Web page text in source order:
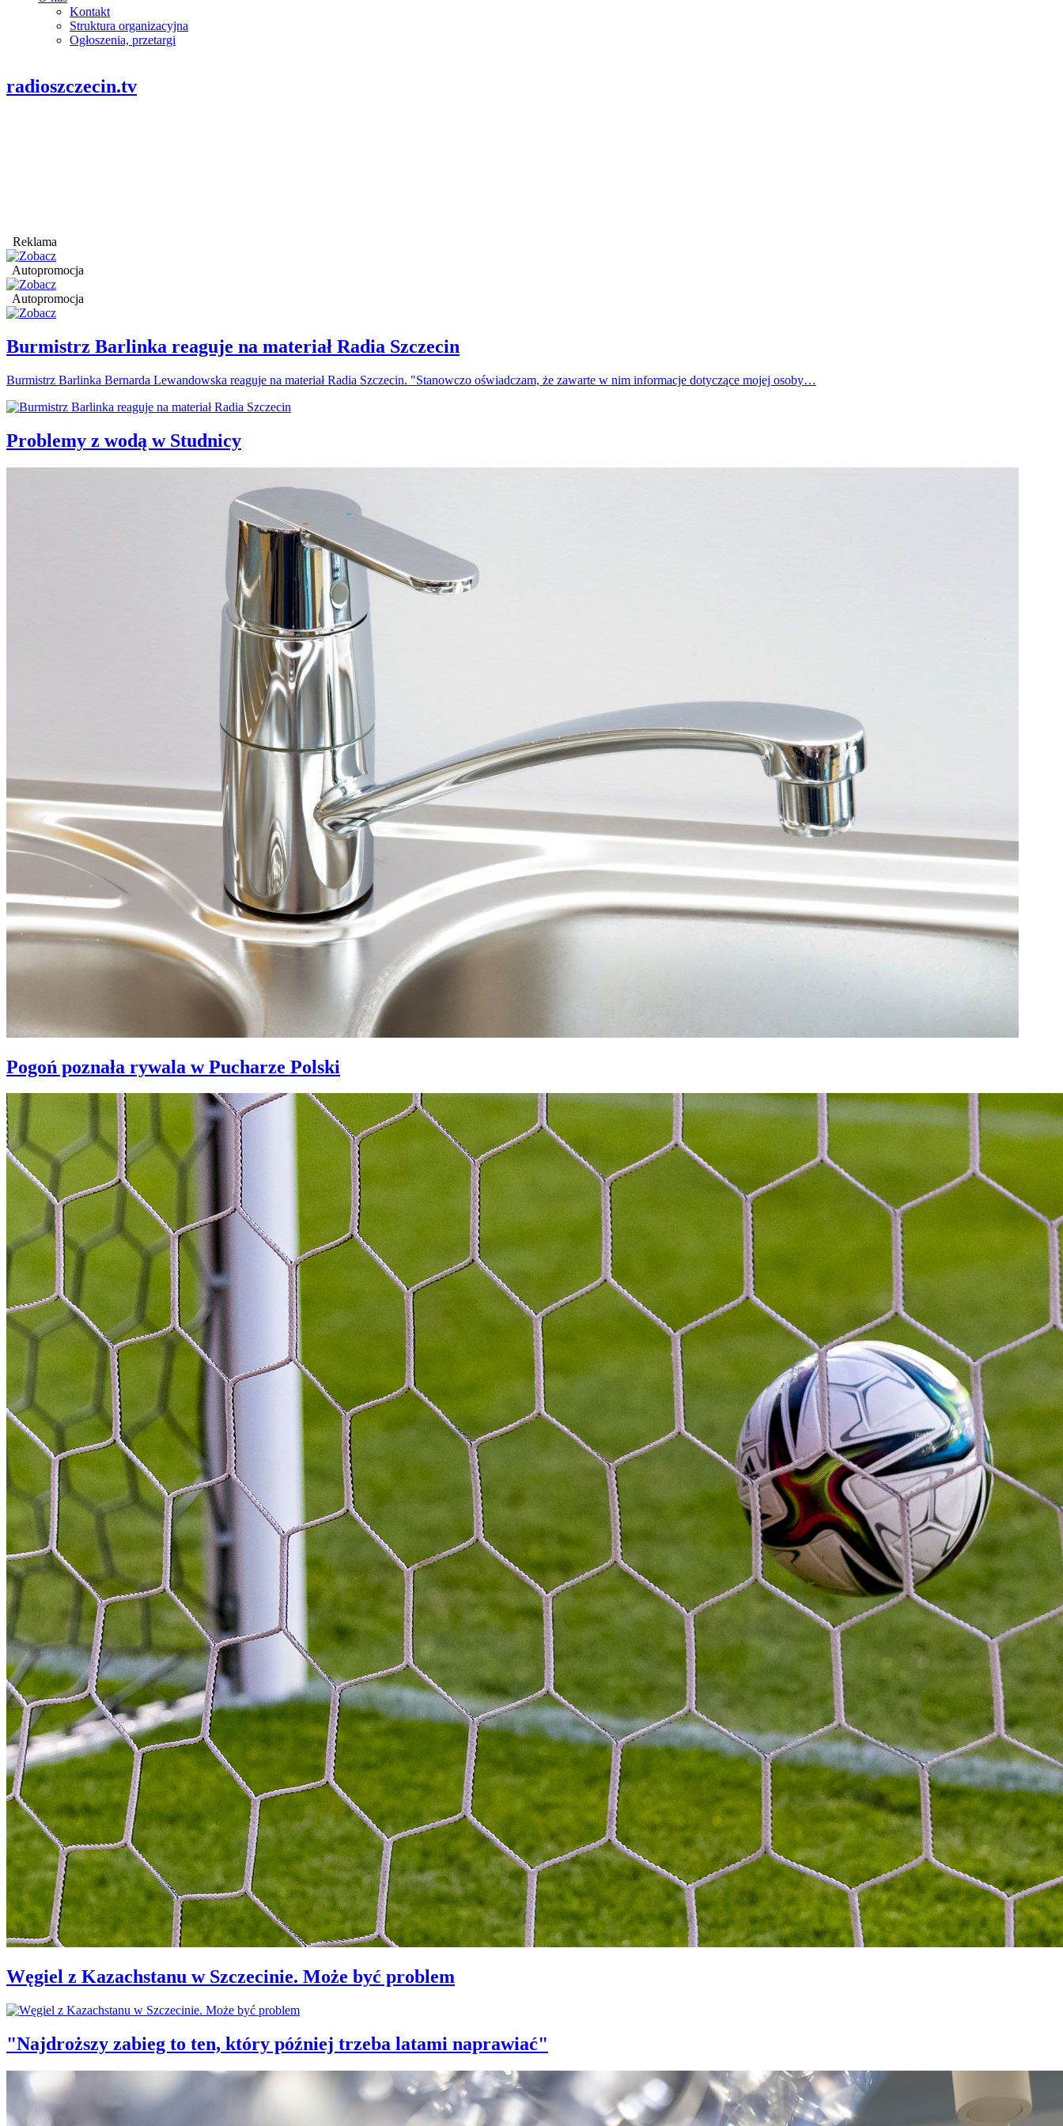
Kontakt
Struktura organizacyjna
Ogłoszenia, przetargi
radioszczecin.tv
Reklama
Autopromocja
Autopromocja
Burmistrz Barlinka reaguje na materiał Radia Szczecin
Burmistrz Barlinka Bernarda Lewandowska reaguje na materiał Radia Szczecin. "Stanowczo oświadczam, że zawarte w nim informacje dotyczące mojej osoby…
Problemy z wodą w Studnicy
Pogoń poznała rywala w Pucharze Polski
Węgiel z Kazachstanu w Szczecinie. Może być problem
"Najdroższy zabieg to ten, który później trzeba latami naprawiać"